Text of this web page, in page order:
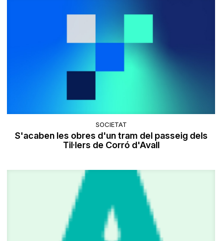
SOCIETAT
S'acaben les obres d'un tram del passeig dels
Til·lers de Corró d'Avall